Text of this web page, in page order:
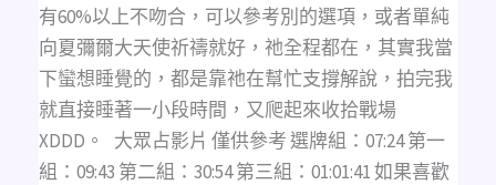
有60%以上不吻合，可以參考別的選項，或者單純
向夏彌爾大天使祈禱就好，祂全程都在，其實我當
下蠻想睡覺的，都是靠祂在幫忙支撐解說，拍完我
就直接睡著一小段時間，又爬起來收拾戰場
XDDD。 大眾占影片 僅供參考 選牌組：07:24 第一
組：09:43 第二組：30:54 第三組：01:01:41​ 如果喜歡
指
數
(不
限
性
別、
不
限
時
間)